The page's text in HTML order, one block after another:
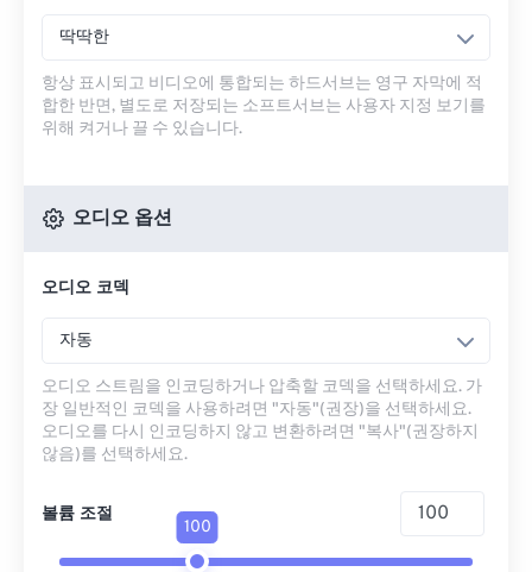
딱딱한
항상 표시되고 비디오에 통합되는 하드서브는 영구 자막에 적
합한 반면, 별도로 저장되는 소프트서브는 사용자 지정 보기를
위해 켜거나 끌 수 있습니다.
오디오 옵션
오디오 코덱
자동
오디오 스트림을 인코딩하거나 압축할 코덱을 선택하세요. 가
장 일반적인 코덱을 사용하려면 "자동"(권장)을 선택하세요.
오디오를 다시 인코딩하지 않고 변환하려면 "복사"(권장하지
않음)를 선택하세요.
볼륨 조절
100